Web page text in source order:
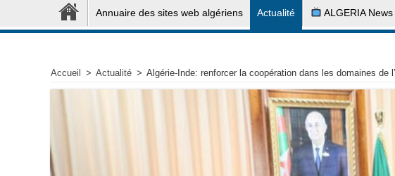
Annuaire des sites web algériens Actualité ALGERIA
Accueil > Actualité > Algérie-Inde: renforcer la coopération dans les domaines de